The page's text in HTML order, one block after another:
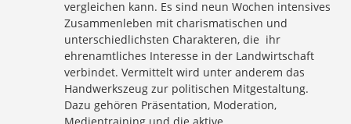
vergleichen kann. Es sind neun Wochen intensives
Zusammenleben mit charismatischen und
unterschiedlichsten Charakteren, die ihr
ehrenamtliches Interesse in der Landwirtschaft
verbindet. Vermittelt wird unter anderem das
Handwerkszeug zur politischen Mitgestaltung.
Dazu gehören Präsentation, Moderation,